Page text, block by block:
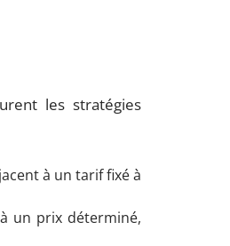
les stratégies
à un tarif fixé à
un prix déterminé,